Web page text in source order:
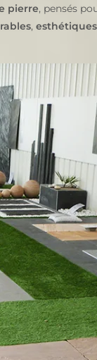
pierre, pensés
, esthétiques